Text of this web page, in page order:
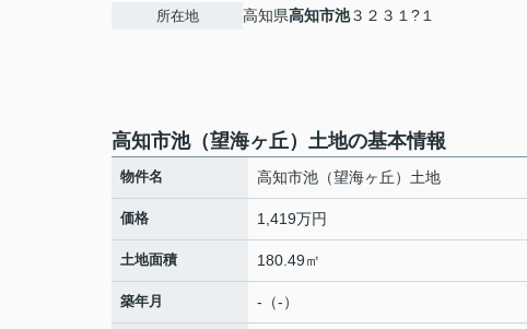
所在地 高知県高知市池３２３１?１
高知市池（望海ヶ丘）土地の基本情報
物件名 高知市池（望海ヶ丘）土地
価格 1,419万円
土地面積 180.49㎡
築年月 -（-）